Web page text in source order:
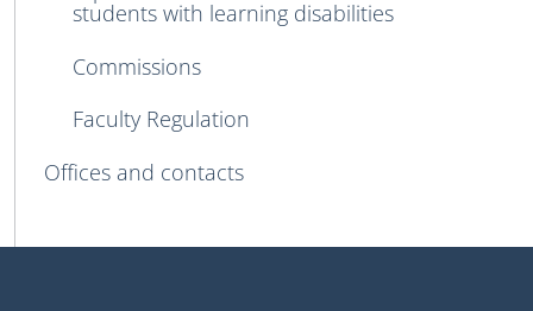
students with learning disabilities
Commissions
Faculty Regulation
Offices and contacts